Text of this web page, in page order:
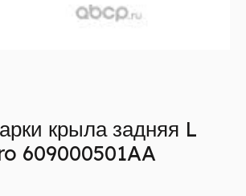
крыла задняя L
609000501AA